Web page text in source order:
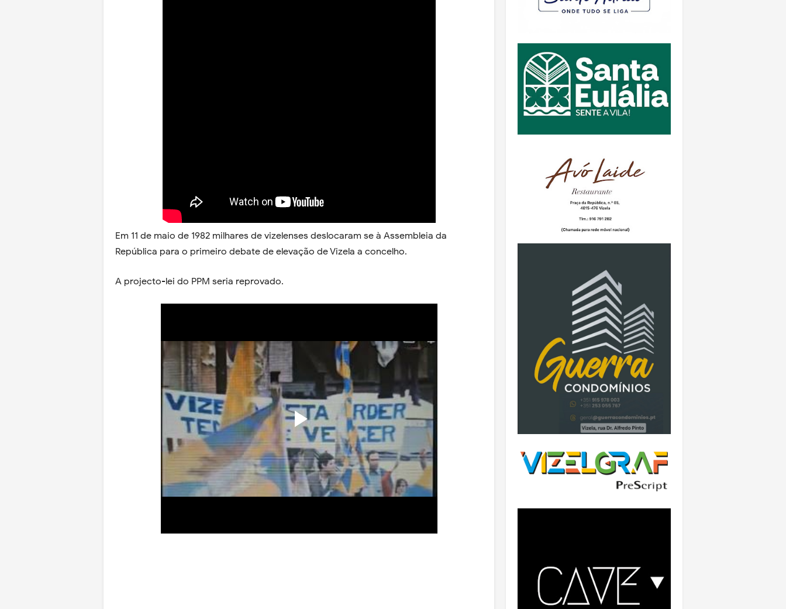
Em 11 de maio de 1982 milhares de vizelenses deslocaram se à Assembleia da
República para o primeiro debate de elevação de Vizela a concelho.
A projecto-lei do PPM seria reprovado.